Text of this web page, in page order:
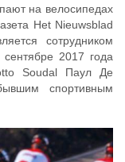
на велосипедах
Het Nieuwsblad
сотрудником
2017 года
Soudal Паул Де
спортивным